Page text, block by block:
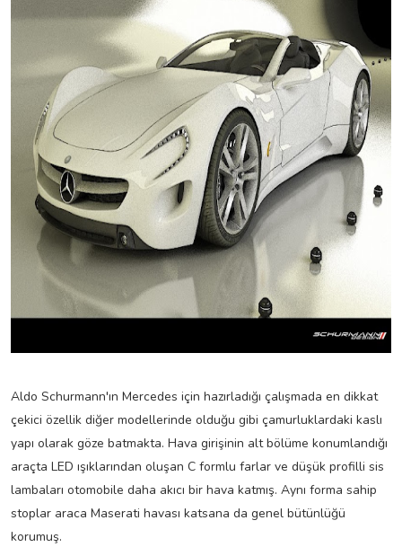
Aldo Schurmann'ın Mercedes için hazırladığı çalışmada en dikkat
çekici özellik diğer modellerinde olduğu gibi çamurluklardaki kaslı
yapı olarak göze batmakta. Hava girişinin alt bölüme konumlandığı
araçta LED ışıklarından oluşan C formlu farlar ve düşük profilli sis
lambaları otomobile daha akıcı bir hava katmış. Aynı forma sahip
stoplar araca Maserati havası katsana da genel bütünlüğü
korumuş.